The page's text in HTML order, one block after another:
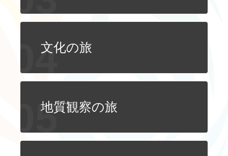
文化の旅
地質観察の旅